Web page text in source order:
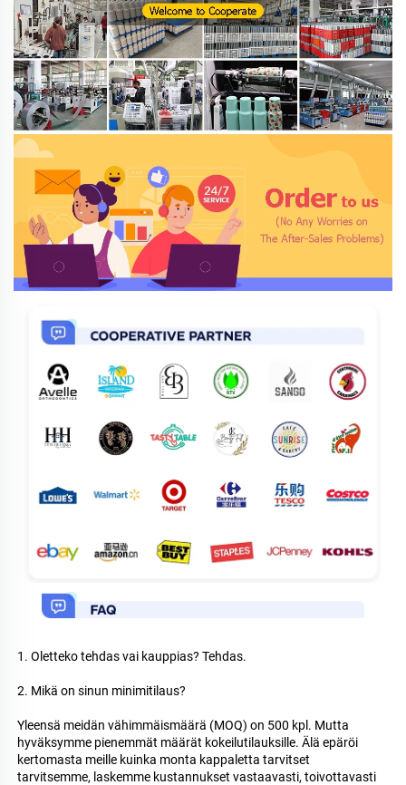
1. Oletteko tehdas vai kauppias? Tehdas.
2. Mikä on sinun minimitilaus?
Yleensä meidän vähimmäismäärä (MOQ) on 500 kpl. Mutta
hyväksymme pienemmät määrät kokeilutilauksille. Älä epäröi
kertomasta meille kuinka monta kappaletta tarvitset
tarvitsemme, laskemme kustannukset vastaavasti, toivottavasti